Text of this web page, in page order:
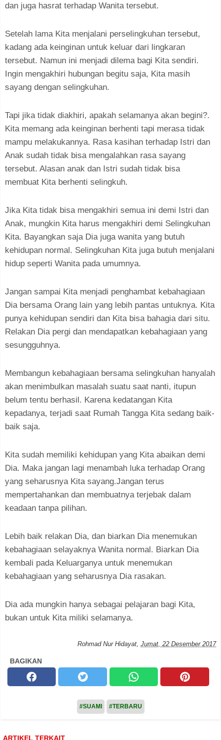
dan juga hasrat terhadap Wanita tersebut.
Setelah lama Kita menjalani perselingkuhan tersebut,
kadang ada keinginan untuk keluar dari lingkaran
tersebut. Namun ini menjadi dilema bagi Kita sendiri.
Ingin mengakhiri hubungan begitu saja, Kita masih
sayang dengan selingkuhan.
Tapi jika tidak diakhiri, apakah selamanya akan begini?.
Kita memang ada keinginan berhenti tapi merasa tidak
mampu melakukannya. Rasa kasihan terhadap Istri dan
Anak sudah tidak bisa mengalahkan rasa sayang
tersebut. Alasan anak dan Istri sudah tidak bisa
membuat Kita berhenti selingkuh.
Jika Kita tidak bisa mengakhiri semua ini demi Istri dan
Anak, mungkin Kita harus mengakhiri demi Selingkuhan
Kita. Bayangkan saja Dia juga wanita yang butuh
kehidupan normal. Selingkuhan Kita juga butuh menjalani
hidup seperti Wanita pada umumnya.
Jangan sampai Kita menjadi penghambat kebahagiaan
Dia bersama Orang lain yang lebih pantas untuknya. Kita
punya kehidupan sendiri dan Kita bisa bahagia dari situ.
Relakan Dia pergi dan mendapatkan kebahagiaan yang
sesungguhnya.
Membangun kebahagiaan bersama selingkuhan hanyalah
akan menimbulkan masalah suatu saat nanti, itupun
belum tentu berhasil. Karena kedatangan Kita
kepadanya, terjadi saat Rumah Tangga Kita sedang baik-
baik saja.
Kita sudah memiliki kehidupan yang Kita abaikan demi
Dia. Maka jangan lagi menambah luka terhadap Orang
yang seharusnya Kita sayang.Jangan terus
mempertahankan dan membuatnya terjebak dalam
keadaan tanpa pilihan.
Lebih baik relakan Dia, dan biarkan Dia menemukan
kebahagiaan selayaknya Wanita normal. Biarkan Dia
kembali pada Keluarganya untuk menemukan
kebahagiaan yang seharusnya Dia rasakan.
Dia ada mungkin hanya sebagai pelajaran bagi Kita,
bukan untuk Kita miliki selamanya.
Rohmad Nur Hidayat Jumat, 22 Desember 2017
BAGIKAN
#SUAMI #TERBARU
ARTIKEL TERKAIT